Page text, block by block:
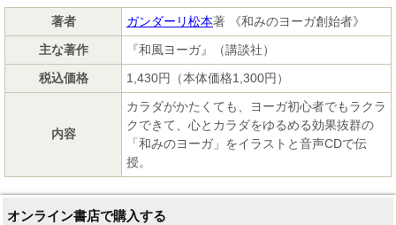
著者 ガンダーリ松本著 《和みのヨーガ創始者》
主な著作
『和風ヨーガ』（講談社）
税込価格
1,430円（本体価格1,300円）
内容
カラダがかたくても、ヨーガ初心者でもラクラ
クできて、心とカラダをゆるめる効果抜群の
「和みのヨーガ」をイラストと音声CDで伝
授。
オンライン書店で購入する